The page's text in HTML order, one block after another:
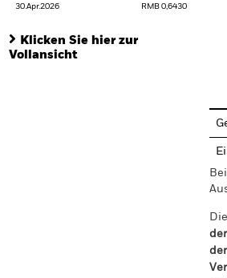
30.Apr.2026 RMB 0,6430
Klicken Sie hier zur
Vollansicht